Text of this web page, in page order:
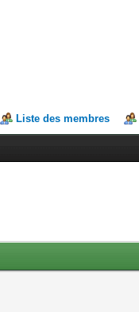
Liste des membres